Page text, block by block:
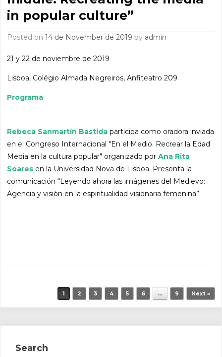
in popular culture”
Posted on14 de November de 2019 by admin
21 y 22 de noviembre de 2019
Lisboa, Colégio Almada Negreiros, Anfiteatro 209
Programa
Rebeca Sanmartín Bastida participa como oradora inviada
en el Congreso Internacional "En el Medio. Recrear la Edad
Media en la cultura popular" organizado porAna Rita
Soares en la Universidad Nova de Lisboa. Presenta la
comunicación “Leyendo ahora las imágenes del Medievo:
Agencia y visión en la espiritualidad visionaria femenina”.
1 2 3 4 5 6 … 9 Next »
Search